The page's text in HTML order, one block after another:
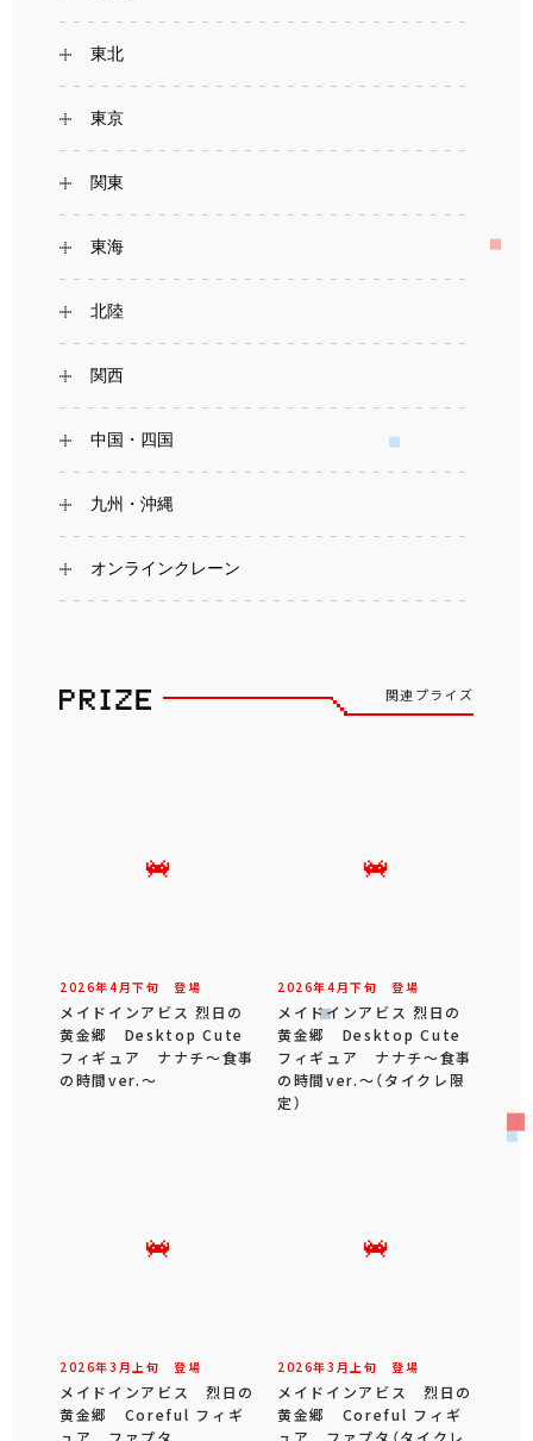
東北
東京
関東
東海
北陸
関西
中国・四国
九州・沖縄
オンラインクレーン
関連プライズ
2026年4 月下旬 登場
メイドインアビス 烈日の
黄金郷 Desktop Cute
フィギュア ナナチ～食事
の時間ver.～
2026年4 月下旬 登場
メイドインアビス 烈日の
黄金郷 Desktop Cute
フィギュア ナナチ～食事
の時間ver.～（タイクレ限
定）
2026年3 月 上旬 登場
メイドインアビス 烈日の
黄金郷 Coreful フィギ
2026年3 月 上旬 登場
メイドインアビス 烈日の
黄金郷 Coreful フィギ